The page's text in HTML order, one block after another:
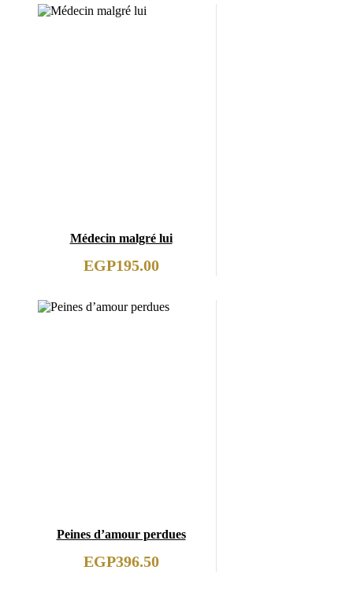
Médecin malgré lui
EGP195.00
Peines d’amour perdues
EGP396.50